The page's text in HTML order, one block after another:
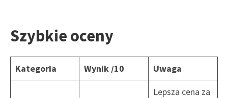
Szybkie oceny
Kategoria Wynik /10 Uwaga
Lepsza cena za